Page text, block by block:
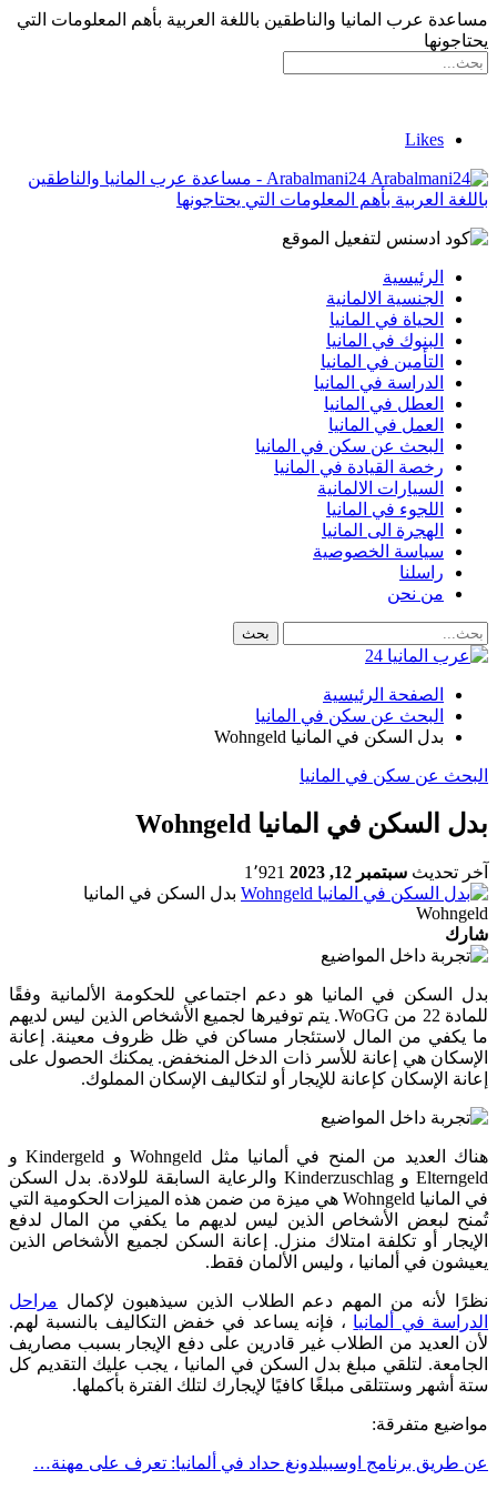
مساعدة عرب المانيا والناطقين باللغة العربية بأهم المعلومات التي
يحتاجونها
Likes
Arabalmani24 - مساعدة عرب المانيا والناطقين
باللغة العربية بأهم المعلومات التي يحتاجونها
الرئيسية
الجنسية الالمانية
الحياة في المانيا
البنوك في المانيا
التأمين في المانيا
الدراسة في المانيا
العطل في المانيا
العمل في المانيا
البحث عن سكن في المانيا
رخصة القيادة في المانيا
السيارات الالمانية
اللجوء في المانيا
الهجرة الى المانيا
سياسة الخصوصية
راسلنا
من نحن
الصفحة الرئيسية
البحث عن سكن في المانيا
بدل السكن في المانيا Wohngeld
البحث عن سكن في المانيا
بدل السكن في المانيا Wohngeld
آخر تحديث سبتمبر 12, 2023
1٬921
بدل السكن في المانيا
Wohngeld
شارك
بدل السكن في المانيا هو دعم اجتماعي للحكومة الألمانية وفقًا
للمادة 22 من WoGG. يتم توفيرها لجميع الأشخاص الذين ليس لديهم
ما يكفي من المال لاستئجار مساكن في ظل ظروف معينة. إعانة
الإسكان هي إعانة للأسر ذات الدخل المنخفض. يمكنك الحصول على
إعانة الإسكان كإعانة للإيجار أو لتكاليف الإسكان المملوك.
هناك العديد من المنح في ألمانيا مثل Wohngeld و Kindergeld و
Elterngeld و Kinderzuschlag والرعاية السابقة للولادة. بدل السكن
في المانيا Wohngeld هي ميزة من ضمن هذه الميزات الحكومية التي
تُمنح لبعض الأشخاص الذين ليس لديهم ما يكفي من المال لدفع
الإيجار أو تكلفة امتلاك منزل. إعانة السكن لجميع الأشخاص الذين
يعيشون في ألمانيا ، وليس الألمان فقط.
نظرًا لأنه من المهم دعم الطلاب الذين سيذهبون لإكمال مراحل
الدراسة في ألمانيا ، فإنه يساعد في خفض التكاليف بالنسبة لهم.
لأن العديد من الطلاب غير قادرين على دفع الإيجار بسبب مصاريف
الجامعة. لتلقي مبلغ بدل السكن في المانيا ، يجب عليك التقديم كل
ستة أشهر وستتلقى مبلغًا كافيًا لإيجارك لتلك الفترة بأكملها.
مواضيع متفرقة:
عن طريق برنامج اوسبيلدونغ حداد في ألمانيا: تعرف على مهنة…